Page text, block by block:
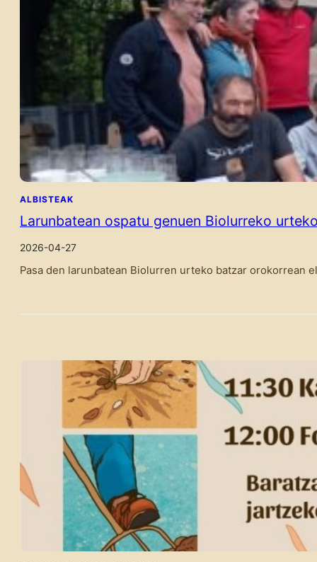
ALBISTEAK
Larunbatean ospatu genuen Biolurreko
2026-04-27
Pasa den larunbatean Biolurren urteko batzar